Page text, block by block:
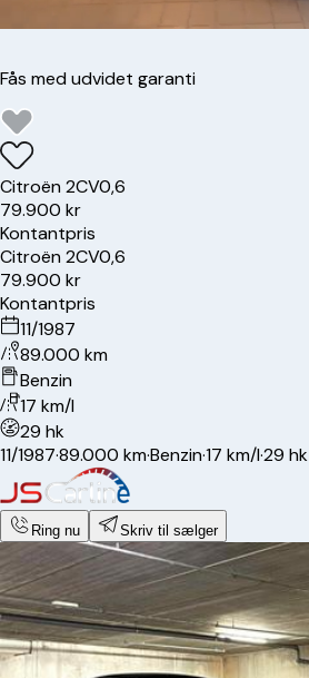
Fås med udvidet garanti
Citroën2CV0,6
79.900 kr
Kontantpris
Citroën2CV0,6
79.900 kr
Kontantpris
11/1987
89.000 km
Benzin
17 km/l
29 hk
11/1987·89.000 km·Benzin·17 km/l·29 hk
Ring nu Skriv til sælger